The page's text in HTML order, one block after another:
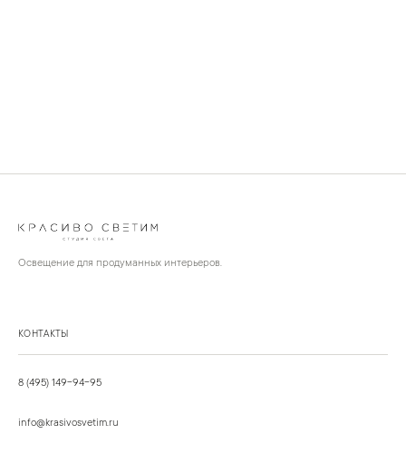
Освещение для продуманных интерьеров.
КОНТАКТЫ
8 (495) 149-94-95
info@krasivosvetim.ru